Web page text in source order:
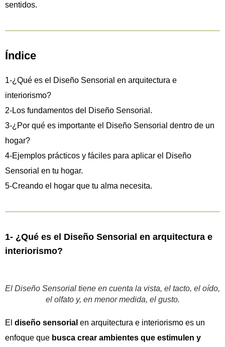
sentidos.
Índice
1-¿Qué es el Diseño Sensorial en arquitectura e
interiorismo?
2-Los fundamentos del Diseño Sensorial.
3-¿Por qué es importante el Diseño Sensorial dentro de un
hogar?
4-Ejemplos prácticos y fáciles para aplicar el Diseño
Sensorial en tu hogar.
5-Creando el hogar que tu alma necesita.
1- ¿Qué es el Diseño Sensorial en arquitectura e
interiorismo?
El Diseño Sensorial tiene en cuenta la vista, el tacto, el oído,
el olfato y, en menor medida, el gusto.
El diseño sensorial en arquitectura e interiorismo es un
enfoque que busca crear ambientes que estimulen y